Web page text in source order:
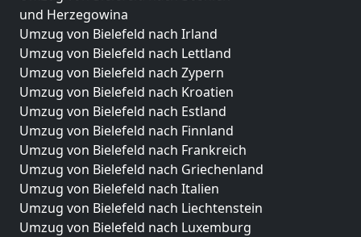
und Herzegowina
Umzug von Bielefeld nach Irland
Umzug von Bielefeld nach Lettland
Umzug von Bielefeld nach Zypern
Umzug von Bielefeld nach Kroatien
Umzug von Bielefeld nach Estland
Umzug von Bielefeld nach Finnland
Umzug von Bielefeld nach Frankreich
Umzug von Bielefeld nach Griechenland
Umzug von Bielefeld nach Italien
Umzug von Bielefeld nach Liechtenstein
Umzug von Bielefeld nach Luxemburg